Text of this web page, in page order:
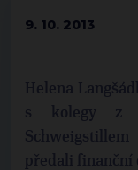
9. 10. 2013
Helena
s kolegy z
předali finanční